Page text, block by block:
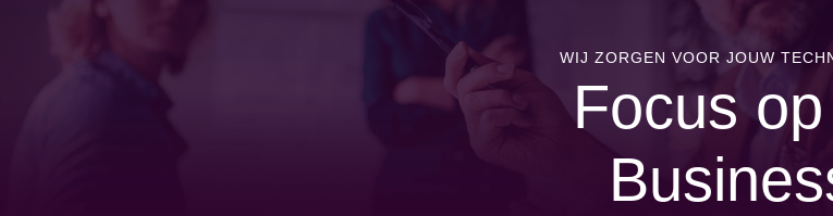
WIJ ZORGEN VOOR JOUW
Focus op